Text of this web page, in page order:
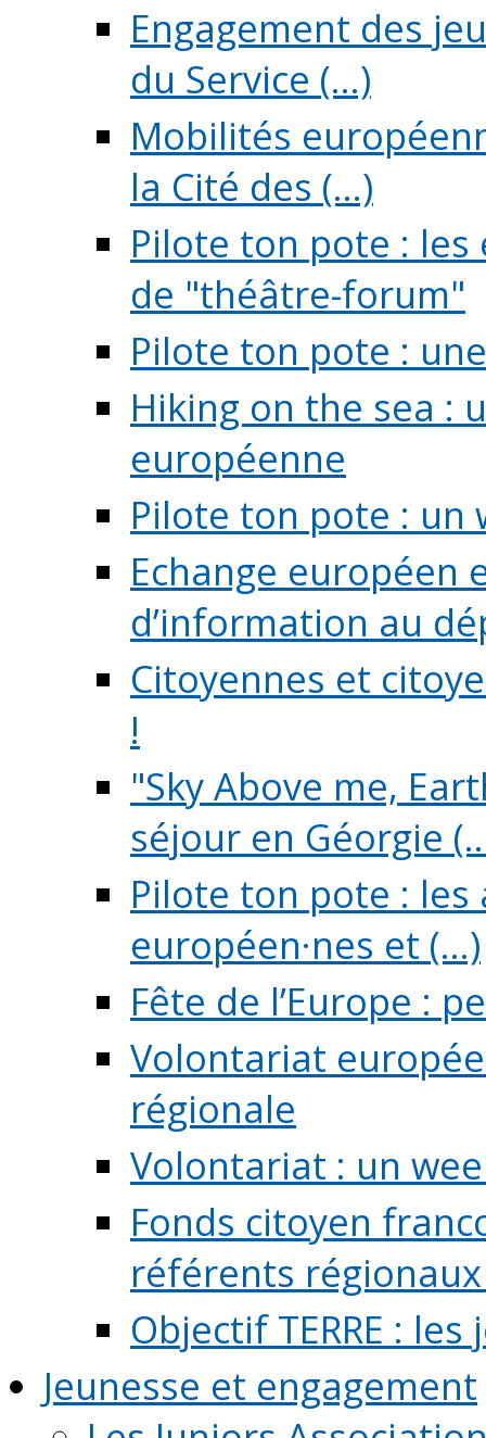
Engagement des
du Service (...)
Mobilités
la Cité des (...)
Pilote ton pote :
de "théâtre-forum"
Pilote ton pote :
Hiking on the sea :
européenne
Pilote ton pote : un
Echange européen
d’information au
Citoyennes et
!
"Sky Above me,
séjour en Géorgie
Pilote ton pote :
européen·nes et (...)
Fête de l’Europe :
Volontariat
régionale
Volontariat : un
Fonds citoyen
référents régionaux
Objectif TERRE :
Jeunesse et engagement